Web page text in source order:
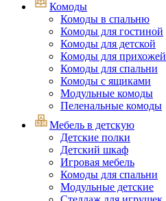
Комоды
Комоды в спальню
Комоды для гостиной
Комоды для детской
Комоды для прихожей
Комоды для спальни
Комоды с ящиками
Модульные комоды
Пеленальные комоды
Мебель в детскую
Детские полки
Детский шкаф
Игровая мебель
Комоды для спальни
Модульные детские